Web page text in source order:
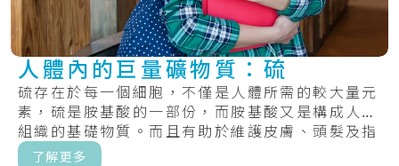
人體內的巨量礦物質：硫
硫存在於每一個細胞，不僅是人體所需的較大量元
素，硫是胺基酸的一部份，而胺基酸又是構成人體
組織的基礎物質。而且有助於維護皮膚、頭髮及指
甲的.....
了解更多